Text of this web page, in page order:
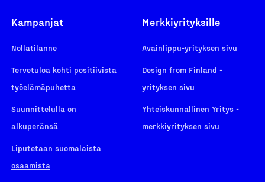
Kampanjat
Nollatilanne
Tervetuloa kohti positiivista
työelämäpuhetta
Suunnittelulla on
alkuperänsä
Liputetaan suomalaista
osaamista
Merkkiyrityksille
Avainlippu-yrityksen sivu
Design from Finland -
yrityksen sivu
Yhteiskunnallinen Yritys -
merkkiyrityksen sivu